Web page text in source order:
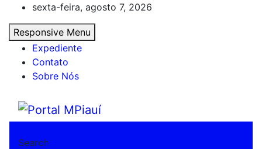
content
sexta-feira, agosto 7, 2026
Responsive Menu
Expediente
Contato
Sobre Nós
Portal MPiauí
Search